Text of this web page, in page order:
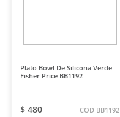
Plato Bowl De Silicona Verde
Fisher Price BB1192
$ 480 COD BB1192